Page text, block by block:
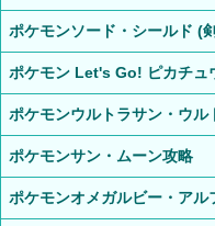
ポケモンソード・シールド (
ポケモン Let's Go! ピカチュ
ポケモンウルトラサン・ウ
ポケモンサン・ムーン攻略
ポケモンオメガルビー・ア